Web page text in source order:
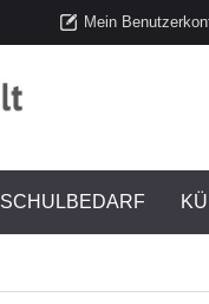
Mein
SCHULBEDARF